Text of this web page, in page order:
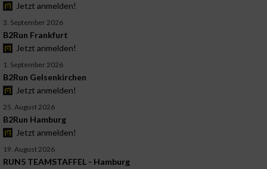
Jetzt anmelden!
3. September 2026
B2Run Frankfurt
Jetzt anmelden!
1. September 2026
B2Run Gelsenkirchen
Jetzt anmelden!
25. August 2026
B2Run Hamburg
Jetzt anmelden!
19. August 2026
RUN5 TEAMSTAFFEL - Hamburg